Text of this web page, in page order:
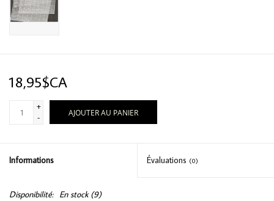
18,95$CA
+
-
AJOUTER AU PANIER
Informations Évaluations (0)
Disponibilité: En stock(9)